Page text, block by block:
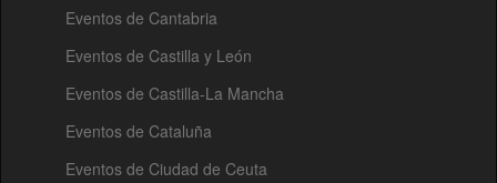
Eventos de Cantabria
Eventos de Castilla y León
Eventos de Castilla-La Mancha
Eventos de Cataluña
Eventos de Ciudad de Ceuta